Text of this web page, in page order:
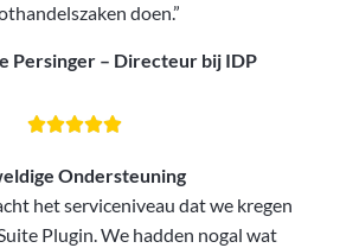
doen.”
Persinger – Directeur bij IDP

Ondersteuning
het serviceniveau dat we kregen
Plugin. We hadden nogal wat